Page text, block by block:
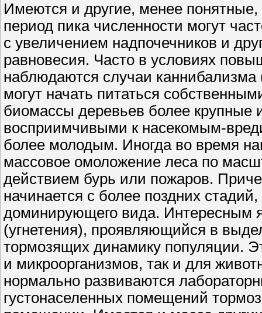
Имеются и другие, менее
период пика численности могут
с увеличением надпочечников и
равновесия. Часто в условиях
наблюдаются случаи
могут начать питаться
биомассы деревьев более крупные
восприимчивыми к насекомым-
более молодым. Иногда во время
массовое омоложение леса по
действием бурь или пожаров.
начинается с более поздних
доминирующего вида. Интересным
(угнетения), проявляющийся в
тормозящих динамику популяции.
и микроорганизмов, так и для
нормально развиваются
густонаселенных помещений